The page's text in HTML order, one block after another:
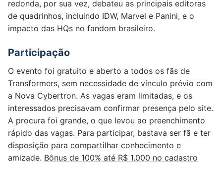
redonda, por sua vez, debateu as principais editoras
de quadrinhos, incluindo IDW, Marvel e Panini, e o
impacto das HQs no fandom brasileiro.
Participação
O evento foi gratuito e aberto a todos os fãs de
Transformers, sem necessidade de vínculo prévio com
a Nova Cybertron. As vagas eram limitadas, e os
interessados precisavam confirmar presença pelo site.
A procura foi grande, o que levou ao preenchimento
rápido das vagas. Para participar, bastava ser fã e ter
disposição para compartilhar conhecimento e
amizade. Bônus de 100% até R$ 1.000 no cadastro